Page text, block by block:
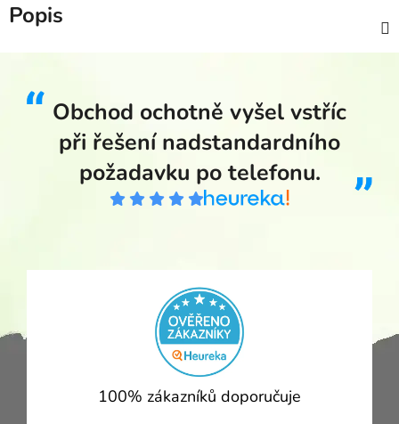
Popis
Obchod ochotně vyšel vstříc
při řešení nadstandardního
požadavku po telefonu.
100% zákazníků doporučuje